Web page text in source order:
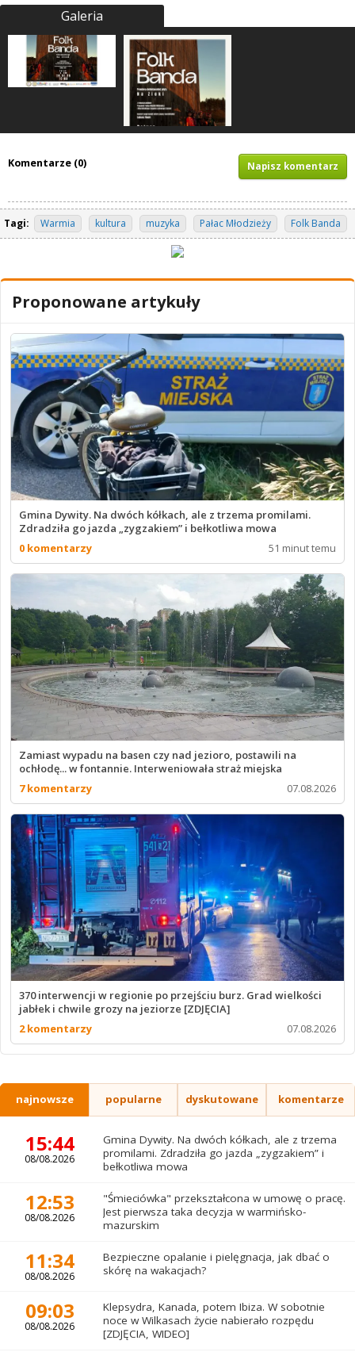
Galeria
Komentarze (0) Napisz komentarz
Tagi: Warmia kultura muzyka Pałac Młodzieży Folk Banda
Proponowane artykuły
Gmina Dywity. Na dwóch kółkach, ale z trzema promilami.
Zdradziła go jazda „zygzakiem” i bełkotliwa mowa
0 komentarzy
51 minut temu
Zamiast wypadu na basen czy nad jezioro, postawili na
ochłodę... w fontannie. Interweniowała straż miejska
7 komentarzy
07.08.2026
370 interwencji w regionie po przejściu burz. Grad wielkości
jabłek i chwile grozy na jeziorze [ZDJĘCIA]
2 komentarzy
07.08.2026
najnowsze popularne dyskutowane komentarze
15:44
08/08.2026
Gmina Dywity. Na dwóch kółkach, ale z trzema
promilami. Zdradziła go jazda „zygzakiem” i
bełkotliwa mowa
12:53
08/08.2026
"Śmieciówka" przekształcona w umowę o pracę.
Jest pierwsza taka decyzja w warmińsko-
mazurskim
11:34
08/08.2026
Bezpieczne opalanie i pielęgnacja, jak dbać o
skórę na wakacjach?
09:03
08/08.2026
Klepsydra, Kanada, potem Ibiza. W sobotnie
noce w Wilkasach życie nabierało rozpędu
[ZDJĘCIA, WIDEO]